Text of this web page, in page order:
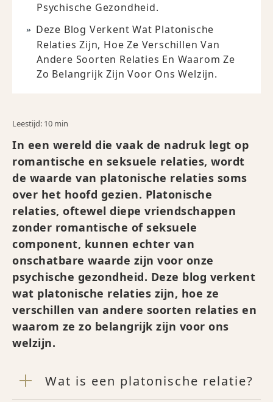
Psychische Gezondheid.
Deze Blog Verkent Wat Platonische
Relaties Zijn, Hoe Ze Verschillen Van
Andere Soorten Relaties En Waarom Ze
Zo Belangrijk Zijn Voor Ons Welzijn.
Leestijd: 10 min
In een wereld die vaak de nadruk legt op
romantische en seksuele relaties, wordt
de waarde van platonische relaties soms
over het hoofd gezien. Platonische
relaties, oftewel diepe vriendschappen
zonder romantische of seksuele
component, kunnen echter van
onschatbare waarde zijn voor onze
psychische gezondheid. Deze blog verkent
wat platonische relaties zijn, hoe ze
verschillen van andere soorten relaties en
waarom ze zo belangrijk zijn voor ons
welzijn.
Wat is een platonische relatie?